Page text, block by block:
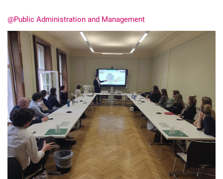
@Public Administration and Management